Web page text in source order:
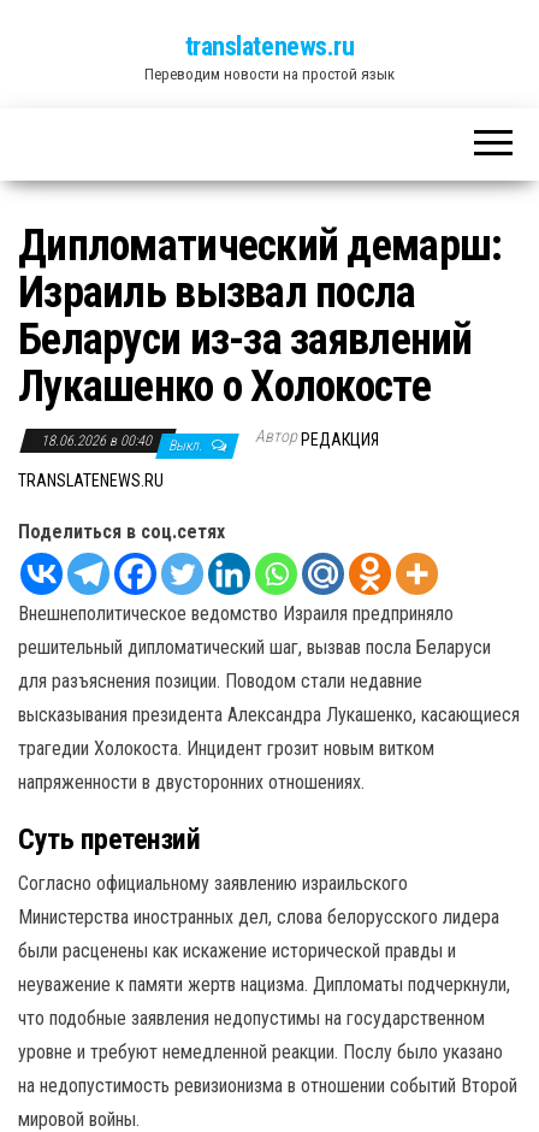
translatenews.ru
Переводим новости на простой язык
Дипломатический демарш:
Израиль вызвал посла
Беларуси из-за заявлений
Лукашенко о Холокосте
18.06.2026 в 00:40 Выкл. Автор РЕДАКЦИЯ
TRANSLATENEWS.RU
Поделиться в соц.сетях
Внешнеполитическое ведомство Израиля предприняло
решительный дипломатический шаг, вызвав посла Беларуси
для разъяснения позиции. Поводом стали недавние
высказывания президента Александра Лукашенко, касающиеся
трагедии Холокоста. Инцидент грозит новым витком
напряженности в двусторонних отношениях.
Суть претензий
Согласно официальному заявлению израильского
Министерства иностранных дел, слова белорусского лидера
были расценены как искажение исторической правды и
неуважение к памяти жертв нацизма. Дипломаты подчеркнули,
что подобные заявления недопустимы на государственном
уровне и требуют немедленной реакции. Послу было указано
на недопустимость ревизионизма в отношении событий Второй
мировой войны.